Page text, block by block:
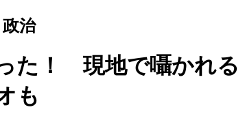
治
た！ 現地で囁かれる
も